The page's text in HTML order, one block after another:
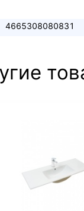
4665308080831